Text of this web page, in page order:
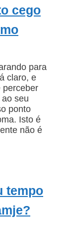
cego
para
claro, e
perceber
seu
ponto
Isto é
não é
tempo